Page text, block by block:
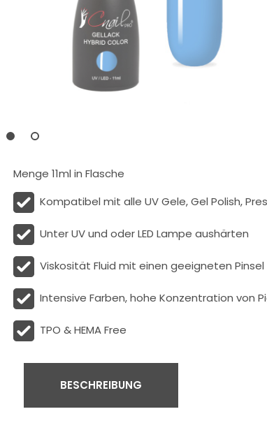
Menge 11ml in Flasche
Kompatibel mit alle UV Gele, Gel Polish,
Unter UV und oder LED Lampe aushärten
Viskosität Fluid mit einen geeigneten Pinsel
Intensive Farben, hohe Konzentration von
TPO & HEMA Free
BESCHREIBUNG